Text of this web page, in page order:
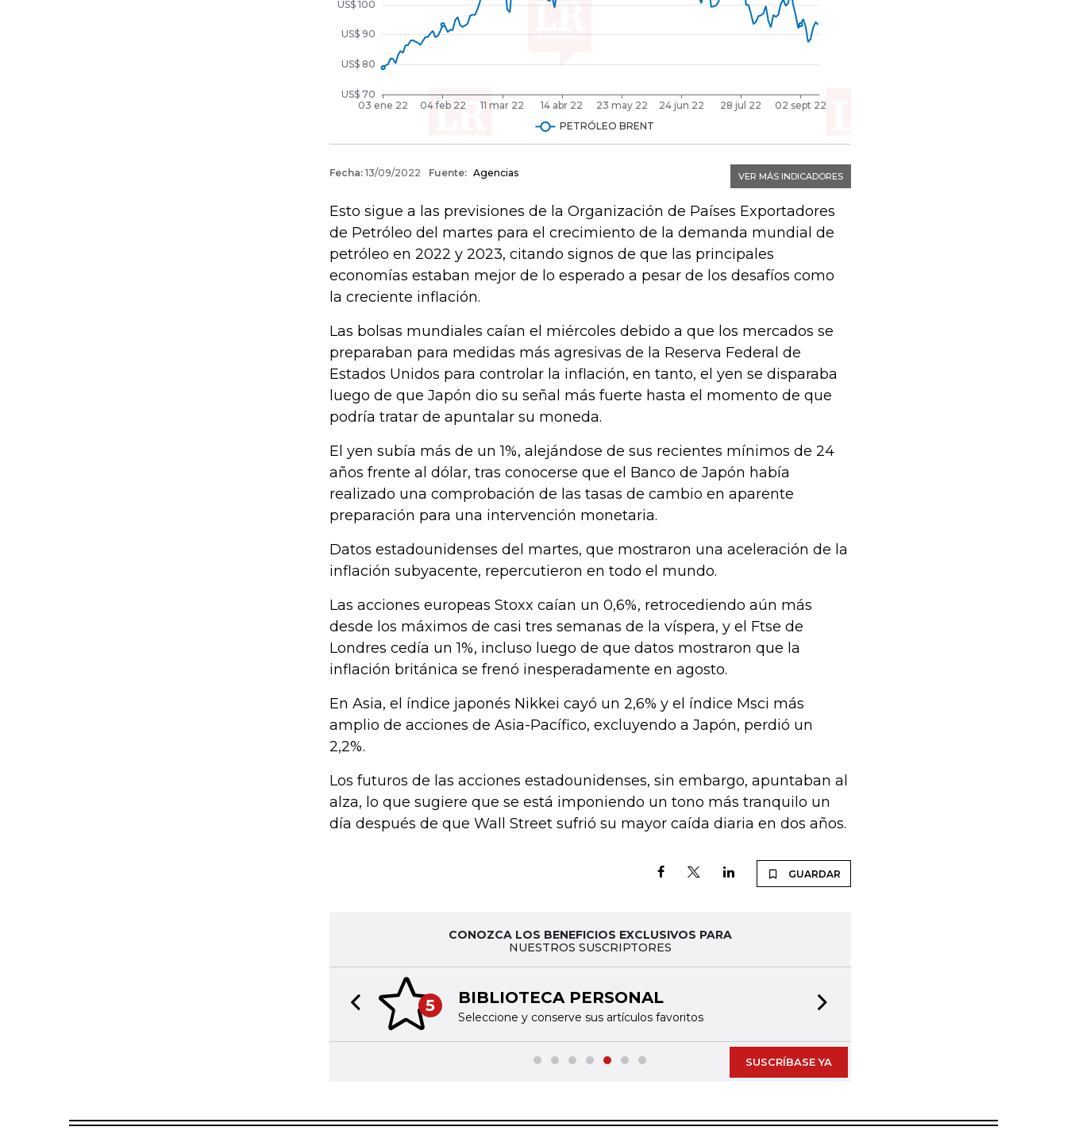
Esto sigue a las previsiones de la Organización de Países Exportadores
de Petróleo del martes para el crecimiento de la demanda mundial de
petróleo en 2022 y 2023, citando signos de que las principales
economías estaban mejor de lo esperado a pesar de los desafíos como
la creciente inflación.
Las bolsas mundiales caían el miércoles debido a que los mercados se
preparaban para medidas más agresivas de la Reserva Federal de
Estados Unidos para controlar la inflación, en tanto, el yen se disparaba
luego de que Japón dio su señal más fuerte hasta el momento de que
podría tratar de apuntalar su moneda.
El yen subía más de un 1%, alejándose de sus recientes mínimos de 24
años frente al dólar, tras conocerse que el Banco de Japón había
realizado una comprobación de las tasas de cambio en aparente
preparación para una intervención monetaria.
Datos estadounidenses del martes, que mostraron una aceleración de la
inflación subyacente, repercutieron en todo el mundo.
Las acciones europeas Stoxx caían un 0,6%, retrocediendo aún más
desde los máximos de casi tres semanas de la víspera, y el Ftse de
Londres cedía un 1%, incluso luego de que datos mostraron que la
inflación británica se frenó inesperadamente en agosto.
En Asia, el índice japonés Nikkei cayó un 2,6% y el índice Msci más
amplio de acciones de Asia-Pacífico, excluyendo a Japón, perdió un
2,2%.
Los futuros de las acciones estadounidenses, sin embargo, apuntaban al
alza, lo que sugiere que se está imponiendo un tono más tranquilo un
día después de que Wall Street sufrió su mayor caída diaria en dos años.
GUARDAR
CONOZCA LOS BENEFICIOS EXCLUSIVOS PARA
NUESTROS SUSCRIPTORES
5 BIBLIOTECA PERSONAL
Seleccione y conserve sus artículos favoritos
Previous slide
SUSCRÍBASE YA